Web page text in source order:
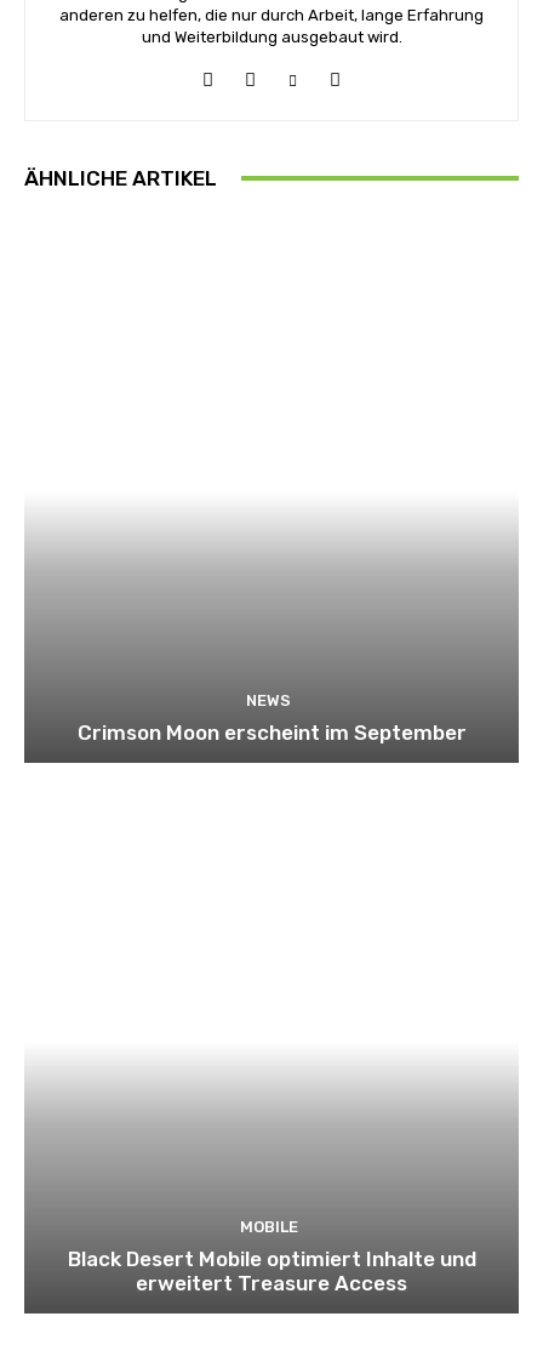
anderen zu helfen, die nur durch Arbeit, lange Erfahrung
und Weiterbildung ausgebaut wird.
ÄHNLICHE ARTIKEL
NEWS
Crimson Moon erscheint im September
MOBILE
Black Desert Mobile optimiert Inhalte und
erweitert Treasure Access